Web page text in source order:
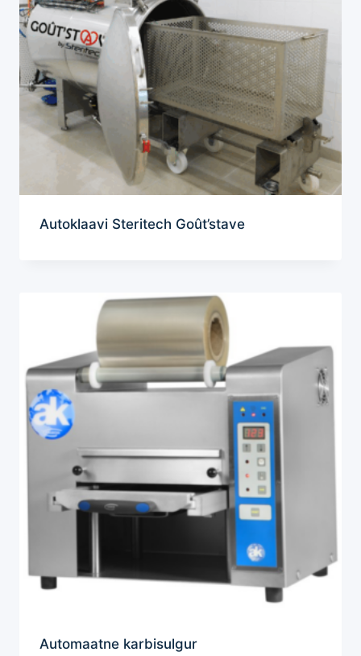
Autoklaavi Steritech Goût’stave
Automaatne karbisulgur